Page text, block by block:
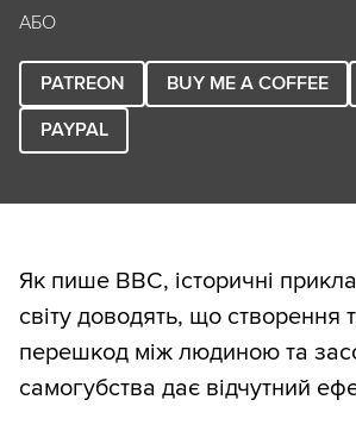
АБО
PATREON BUY ME A COFFEE
PAYPAL
Як пише BBC, історичні
світу доводять, що створення
перешкод між людиною та
самогубства дає відчутний